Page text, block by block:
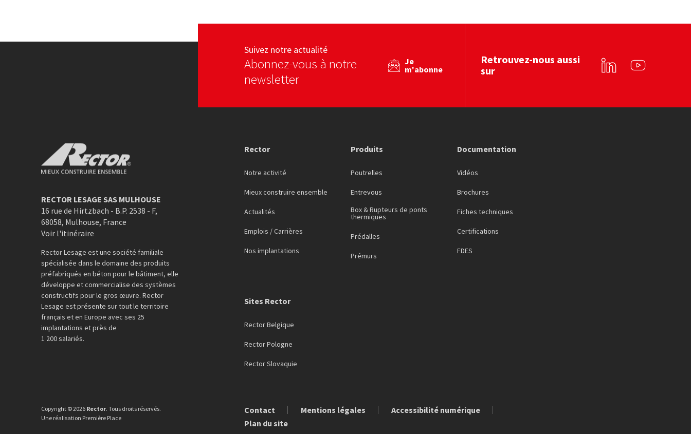
Voir le site web Voir le site web
Suivez notre actualité
Abonnez-vous à notre
newsletter
Je
m'abonne
Retrouvez-nous aussi
sur
Linkedin YouTube
Rector Mieux construire ensemble
RECTOR LESAGE SAS MULHOUSE
16 rue de Hirtzbach - B.P. 2538 - F,
68058, Mulhouse, France
Voir l'itinéraire
Rector Lesage est une société familiale
spécialisée dans le domaine des produits
préfabriqués en béton pour le bâtiment, elle
développe et commercialise des systèmes
constructifs pour le gros œuvre. Rector
Lesage est présente sur tout le territoire
français et en Europe avec ses 25
implantations et près de
1 200 salariés.
Rector
Notre activité
Mieux construire ensemble
Actualités
Emplois / Carrières
Nos implantations
Produits
Poutrelles
Entrevous
Box & Rupteurs de ponts
thermiques
Prédalles
Prémurs
Documentation
Vidéos
Brochures
Fiches techniques
Certifications
FDES
Sites Rector
Rector Belgique
Rector Pologne
Rector Slovaquie
Contact Mentions légales
Accessibilité numérique
Plan du site
Copyright © 2026 Rector. Tous droits réservés.
Une réalisation Première Place